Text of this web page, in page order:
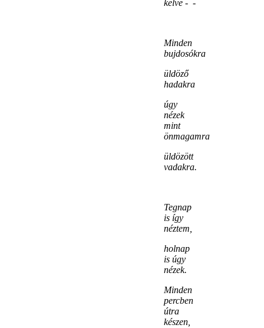
kelve - -
Minden
bujdosókra
üldöző
hadakra
úgy
nézek
mint
önmagamra
üldözött
vadakra.
Tegnap
is így
néztem,
holnap
is úgy
nézek.
Minden
percben
útra
készen,